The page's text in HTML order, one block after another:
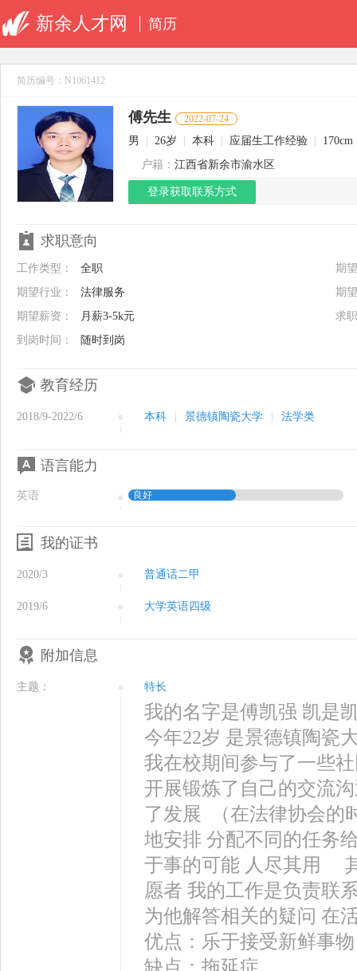
新余人才网 简历
简历编号：N1061412
傅先生 2022-07-24
男 26岁 本科 应届生工作经验
170cm
户籍： 江西省新余市渝水区
登录获取联系方式
求职意向
工作类型： 全职
期
期望行业：
法律服务
期
期望薪资：
月薪3-5k元
求
到岗时间：
随时到岗
教育经历
2018/9-2022/6 本科 景德镇陶瓷大学 法学类
语言能力
英语 良好
我的证书
2020/3 普通话二甲
2019/6 大学英语四级
附加信息
主题： 特长
我的名字是傅凯强 凯是
今年22岁 是景德镇陶瓷
我在校期间参与了一些
开展锻炼了自己的交流
了发展 （在法律协会的
地安排 分配不同的任务
于事的可能 人尽其用
愿者 我的工作是负责联
为他解答相关的疑问 在
优点：乐于接受新鲜事
缺点：拖延症